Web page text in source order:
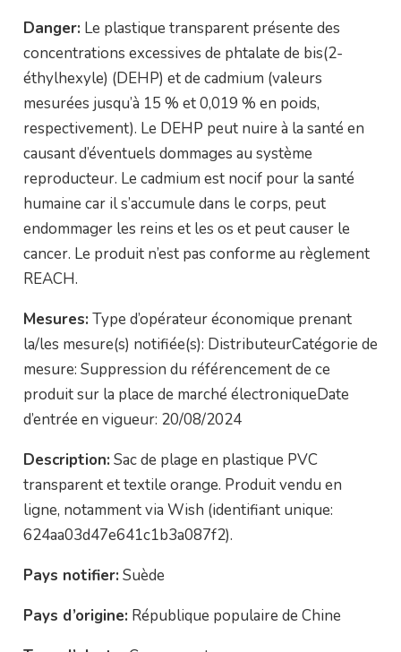
Danger: Le plastique transparent présente des
concentrations excessives de phtalate de bis(2-
éthylhexyle) (DEHP) et de cadmium (valeurs
mesurées jusqu’à 15 % et 0,019 % en poids,
respectivement). Le DEHP peut nuire à la santé en
causant d’éventuels dommages au système
reproducteur. Le cadmium est nocif pour la santé
humaine car il s’accumule dans le corps, peut
endommager les reins et les os et peut causer le
cancer. Le produit n’est pas conforme au règlement
REACH.
Mesures: Type d’opérateur économique prenant
la/les mesure(s) notifiée(s): DistributeurCatégorie de
mesure: Suppression du référencement de ce
produit sur la place de marché électroniqueDate
d’entrée en vigueur: 20/08/2024
Description: Sac de plage en plastique PVC
transparent et textile orange. Produit vendu en
ligne, notamment via Wish (identifiant unique:
624aa03d47e641c1b3a087f2).
Pays notifier: Suède
Pays d’origine: République populaire de Chine